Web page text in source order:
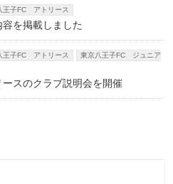
王子FC アトリース
を掲載しました
王子FC アトリース
東京八王子FC ジュニア
スのクラブ説明会を開催